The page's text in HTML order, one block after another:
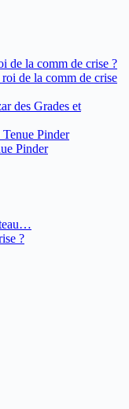
de la comm de crise ?
de la comm de crise
des Grades et
Pinder
Pinder
?